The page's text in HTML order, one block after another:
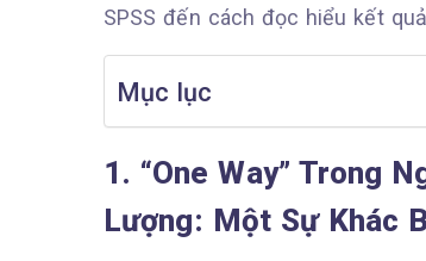
SPSS đến cách đọc hiểu kết
Mục lục
1. “One Way” Trong
Lượng: Một Sự Khác